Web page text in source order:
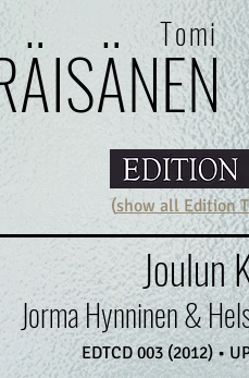
SÄNEN
Tomi
(show all Edition
Joulun
Jorma Hynninen &
EDTCD 003 (2012) •